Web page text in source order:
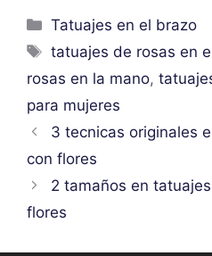
Categorías
Tatuajes en el brazo
Etiquetas
tatuajes de rosas en
rosas en la mano,
para mujeres
3 tecnicas originales
con flores
2 tamaños en
flores